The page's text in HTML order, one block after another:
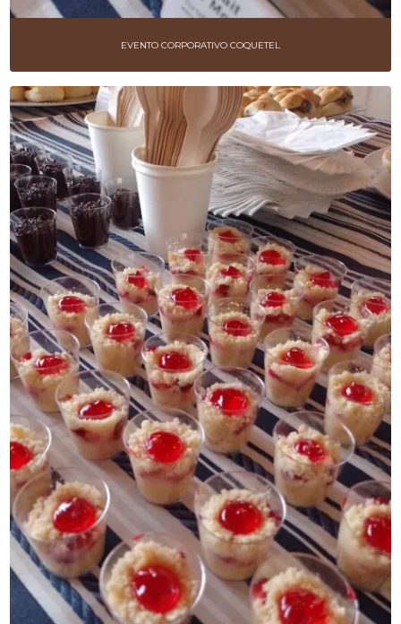
EMPRESAS DE BUFFET
EMPRESAS DE BUFFET PARA COQUETÉIS
EVENTOS CORPORATIVOS
FESTAS NA EMPRESA
FESTAS TEMÁTICAS
HAPPY HOUR
KIT FESTAS
KIT LANCHES
KIT LANCHES PARA EVENTOS
KITS DE CAFÉ DA MANHÃ
SALGADOS PARA FESTA
SERVIÇOS DE BUFFET
SERVIÇOS DE CATERING VEGANO
SERVIÇOS DE COFFEE BREAK
SERVIÇOS DE COFFEE BREAK PARA EMPRESAS
WELCOME COFFEE PARA EVENTOS
EVENTO CORPORATIVO COQUETEL